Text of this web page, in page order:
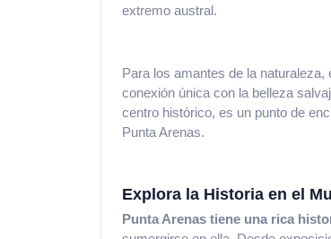
extremo austral.
Para los amantes de la
conexión única con la belleza
centro histórico, es un punto de
Punta Arenas.
Explora la Historia en el
Punta Arenas tiene una rica